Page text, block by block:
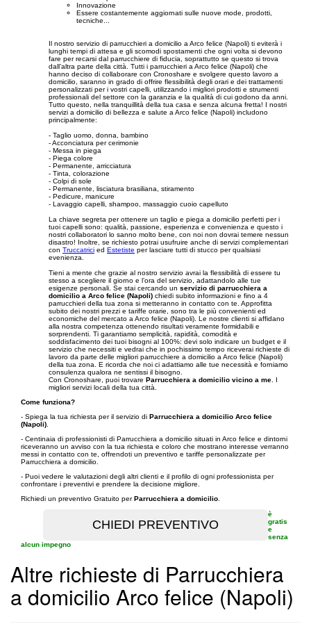
Innovazione
Essere costantemente aggiornati sulle nuove mode, prodotti,
tecniche...
Il nostro servizio di parrucchieri a domicilio a Arco felice (Napoli) ti eviterà i
lunghi tempi di attesa e gli scomodi spostamenti che ogni volta si devono
fare per recarsi dal parrucchiere di fiducia, soprattutto se questo si trova
dall’altra parte della città. Tutti i parrucchieri a Arco felice (Napoli) che
hanno deciso di collaborare con Cronoshare e svolgere questo lavoro a
domicilio, saranno in grado di offrire flessibilità degli orari e dei trattamenti
personalizzati per i vostri capelli, utilizzando i migliori prodotti e strumenti
professionali del settore con la garanzia e la qualità di cui godono da anni.
Tutto questo, nella tranquillità della tua casa e senza alcuna fretta! I nostri
servizi a domicilio di bellezza e salute a Arco felice (Napoli) includono
principalmente:
- Taglio uomo, donna, bambino
- Acconciatura per cerimonie
- Messa in piega
- Piega colore
- Permanente, arricciatura
- Tinta, colorazione
- Colpi di sole
- Permanente, lisciatura brasiliana, stiramento
- Pedicure, manicure
- Lavaggio capelli, shampoo, massaggio cuoio capelluto
La chiave segreta per ottenere un taglio e piega a domicilio perfetti per i
tuoi capelli sono: qualità, passione, esperienza e convenienza e questo i
nostri collaboratori lo sanno molto bene, con noi non dovrai temere nessun
disastro! Inoltre, se richiesto potrai usufruire anche di servizi complementari
con Truccatrici ed Estetiste per lasciare tutti di stucco per qualsiasi
evenienza.
Tieni a mente che grazie al nostro servizio avrai la flessibilità di essere tu
stesso a scegliere il giorno e l’ora del servizio, adattandolo alle tue
esigenze personali. Se stai cercando un servizio di parrucchiera a
domicilio a Arco felice (Napoli) chiedi subito informazioni e fino a 4
parrucchieri della tua zona si metteranno in contatto con te. Approfitta
subito dei nostri prezzi e tariffe orarie, sono tra le più convenienti ed
economiche del mercato a Arco felice (Napoli). Le nostre clienti si affidano
alla nostra competenza ottenendo risultati veramente formidabili e
sorprendenti. Ti garantiamo semplicità, rapidità, comodità e
soddisfacimento dei tuoi bisogni al 100%: devi solo indicare un budget e il
servizio che necessiti e vedrai che in pochissimo tempo riceverai richieste di
lavoro da parte delle migliori parrucchiere a domicilio a Arco felice (Napoli)
della tua zona. E ricorda che noi ci adattiamo alle tue necessità e forniamo
consulenza qualora ne sentissi il bisogno.
Con Cronoshare, puoi trovare Parrucchiera a domicilio vicino a me . I
migliori servizi locali della tua città.
Come funziona?
- Spiega la tua richiesta per il servizio di Parrucchiera a domicilio Arco felice
(Napoli)
- Centinaia di professionisti di Parrucchiera a domicilio situati in Arco felice e dintorni
riceveranno un avviso con la tua richiesta e coloro che mostrano interesse verranno
messi in contatto con te, offrendoti un preventivo e tariffe personalizzate per
Parrucchiera a domicilio.
- Puoi vedere le valutazioni degli altri clienti e il profilo di ogni professionista per
confrontare i preventivi e prendere la decisione migliore.
Richiedi un preventivo Gratuito perParrucchiera a domicilio
è
gratis
e
senza
alcun impegno
Altre richieste di Parrucchiera
a domicilio Arco felice (Napoli)